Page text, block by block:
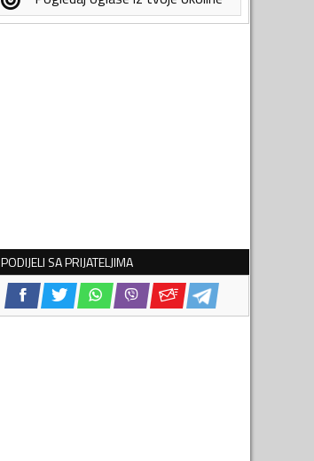
PODIJELI SA PRIJATELJIMA